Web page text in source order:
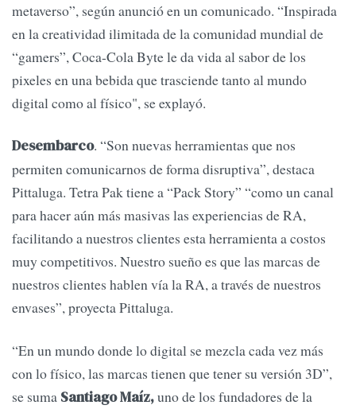
metaverso”, según anunció en un comunicado. “Inspirada
en la creatividad ilimitada de la comunidad mundial de
“gamers”, Coca-Cola Byte le da vida al sabor de los
pixeles en una bebida que trasciende tanto al mundo
digital como al físico", se explayó.
Desembarco. “Son nuevas herramientas que nos
permiten comunicarnos de forma disruptiva”, destaca
Pittaluga. Tetra Pak tiene a “Pack Story” “como un canal
para hacer aún más masivas las experiencias de RA,
facilitando a nuestros clientes esta herramienta a costos
muy competitivos. Nuestro sueño es que las marcas de
nuestros clientes hablen vía la RA, a través de nuestros
envases”, proyecta Pittaluga.
“En un mundo donde lo digital se mezcla cada vez más
con lo físico, las marcas tienen que tener su versión 3D”,
se suma Santiago Maíz,uno de los fundadores de la